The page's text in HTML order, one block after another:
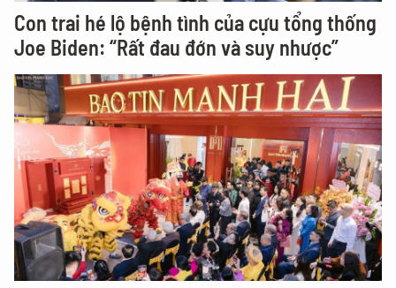
Con trai hé lộ bệnh tình của cựu tổng thống
Joe Biden: “Rất đau đớn và suy nhược”